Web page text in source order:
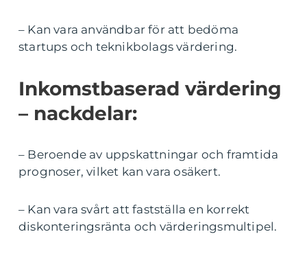
– Kan vara användbar för att bedöma
startups och teknikbolags värdering.
Inkomstbaserad värdering
– nackdelar:
– Beroende av uppskattningar och framtida
prognoser, vilket kan vara osäkert.
– Kan vara svårt att fastställa en korrekt
diskonteringsränta och värderingsmultipel.